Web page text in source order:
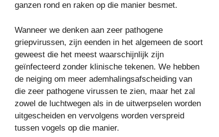
ganzen rond en raken op die manier besmet.
Wanneer we denken aan zeer pathogene
griepvirussen, zijn eenden in het algemeen de soort
geweest die het meest waarschijnlijk zijn
geïnfecteerd zonder klinische tekenen. We hebben
de neiging om meer ademhalingsafscheiding van
die zeer pathogene virussen te zien, maar het zal
zowel de luchtwegen als in de uitwerpselen worden
uitgescheiden en vervolgens worden verspreid
tussen vogels op die manier.